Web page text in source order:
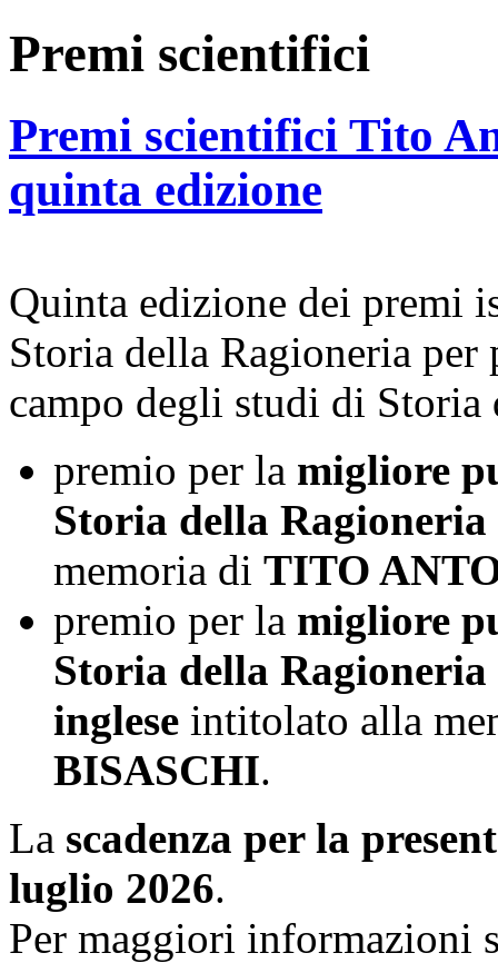
Premi scientifici
Premi scientifici Tito
quinta edizione
Quinta edizione dei premi
Storia della Ragioneria
campo degli studi di Storia
premio per la migliore
Storia della
memoria di TITO
premio per la migliore
Storia della
inglese intitolato alla
BISASCHI.
La scadenza per la
luglio 2026.
Per maggiori informazioni